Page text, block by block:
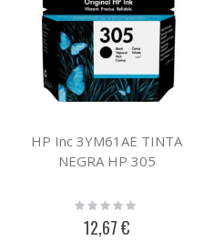
HP Inc 3YM61AE TINTA
NEGRA HP 305
Rating:
12,67 €